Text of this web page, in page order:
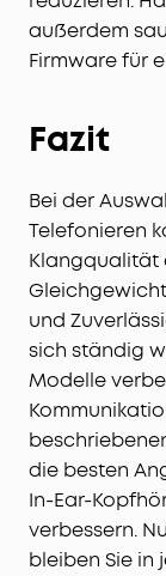
außerdem
Firmware für
Fazit
Bei der
Telefonieren
Klangqualität
und
sich ständig
Modelle
die besten
In-Ear-
verbessern.
bleiben Sie in